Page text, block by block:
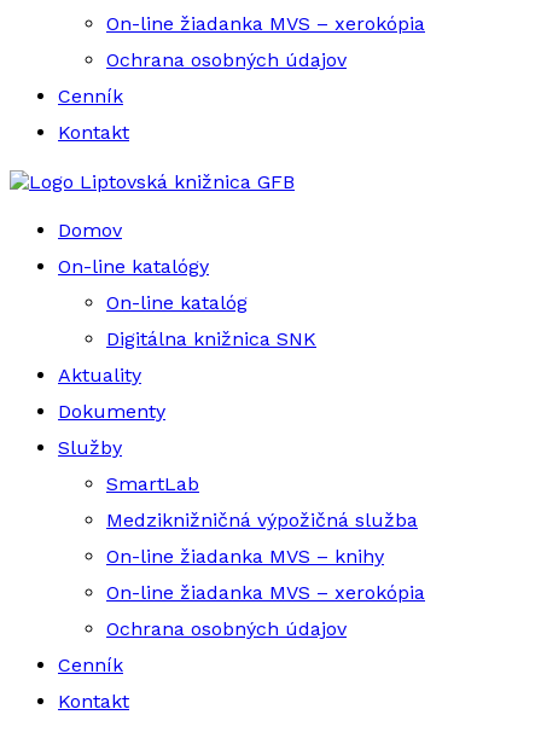
On-line žiadanka MVS – xerokópia
Ochrana osobných údajov
Cenník
Kontakt
Liptovská knižnica GFB
Domov
On-line katalógy
On-line katalóg
Digitálna knižnica SNK
Aktuality
Dokumenty
Služby
SmartLab
Medziknižničná výpožičná služba
On-line žiadanka MVS – knihy
On-line žiadanka MVS – xerokópia
Ochrana osobných údajov
Cenník
Kontakt